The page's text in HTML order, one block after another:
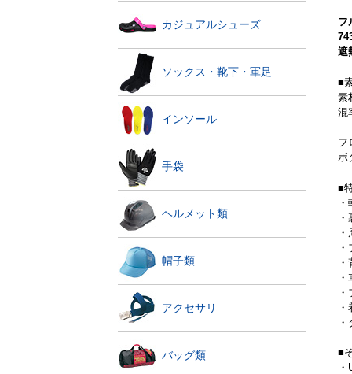
カジュアルシューズ
ソックス・靴下・軍足
インソール
手袋
ヘルメット類
帽子類
アクセサリ
バッグ類
フ
遮
■
素
混
フ
ボ
■
■